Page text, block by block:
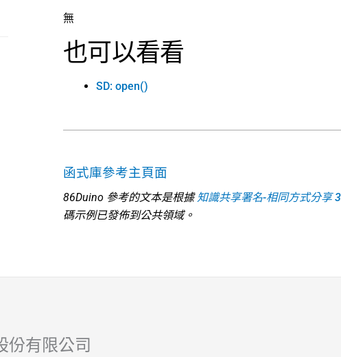
無
也可以看看
SD: open()
函式庫參考主頁面
86Duino 參考的文本是根據知識共享署名-相同方式分享
碼示例已發佈到公共領域。
份有限公司